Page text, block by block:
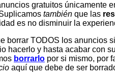
gratuitos únicamente
también que las
es no disminuir la
borrar TODOS los anuncios
hacerlo y hasta acabar con
borrarlo por si mismo, por
aquí que debe de ser